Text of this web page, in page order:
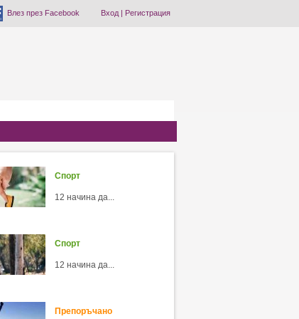
Влез през Facebook Вход| Регистрация
Спорт
12 начина да...
Спорт
12 начина да...
Препоръчано